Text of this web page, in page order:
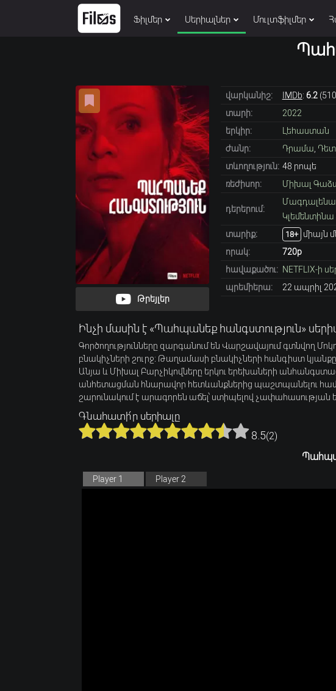
Ֆիլմեր Սերիալներ Մուլտֆիլմեր
Թրեյլեր
վարկանիշ: IMDb: 6.2(
տարի:
2022
երկիր:
Լեհաստան
ժանր:
Դրամա
տևողություն: 48 րոպե
ռեժիսոր:
Միխալ
դերերում:
տարիք։
18+
միայն
որակ:
720p
հավաքածու: NETFLIX-ի
պրեմիերա:
22 ապրիլ
Ինչի մասին է «Պահպանեք հանգստություն»
Գործողությունները զարգանում են Վարշավայում գտնվող
բնակիչների շուրջ։ Թաղամասի բնակիչների հանգիստ
Անյա և Միխալ Բարչիկովները երկու երեխաների
անհետացման հնարավոր հետևանքներից պաշտպանելու
շարունակում է արագորեն աճել՝ ստիպելով չափահասության
Գնահատի՛ր սերիալը
8.5(2)
Player 1 Player 2